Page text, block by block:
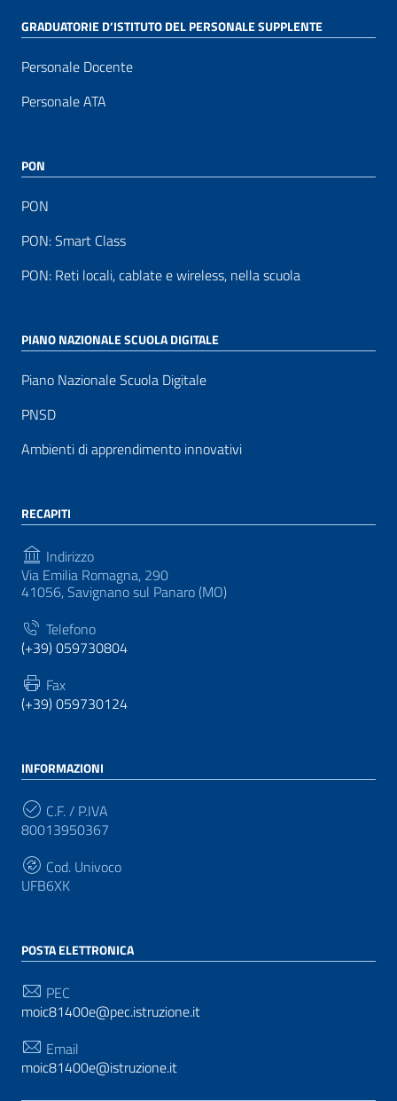
GRADUATORIE D’ISTITUTO DEL PERSONALE SUPPLENTE
Personale Docente
Personale ATA
PON
PON
PON: Smart Class
PON: Reti locali, cablate e wireless, nella scuola
PIANO NAZIONALE SCUOLA DIGITALE
Piano Nazionale Scuola Digitale
PNSD
Ambienti di apprendimento innovativi
RECAPITI
Indirizzo
Via Emilia Romagna, 290
41056, Savignano sul Panaro (MO)
Telefono
(+39) 059730804
Fax
(+39) 059730124
INFORMAZIONI
C.F. / P.IVA
80013950367
Cod. Univoco
UFB6XK
POSTA ELETTRONICA
PEC
moic81400e@pec.istruzione.it
Email
moic81400e@istruzione.it